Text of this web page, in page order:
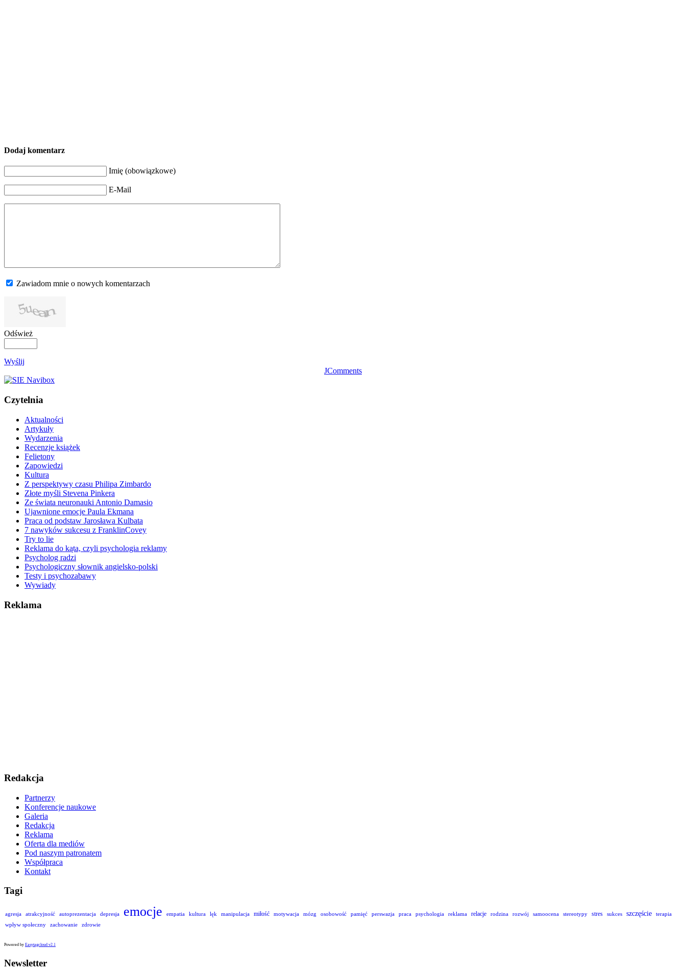
Dodaj komentarz
Imię (obowiązkowe)
E-Mail
Zawiadom mnie o nowych komentarzach
Odśwież
Wyślij
JComments
Czytelnia
Aktualności
Artykuły
Wydarzenia
Recenzje książek
Felietony
Zapowiedzi
Kultura
Z perspektywy czasu Philipa Zimbardo
Złote myśli Stevena Pinkera
Ze świata neuronauki Antonio Damasio
Ujawnione emocje Paula Ekmana
Praca od podstaw Jarosława Kulbata
7 nawyków sukcesu z FranklinCovey
Try to lie
Reklama do kąta, czyli psychologia reklamy
Psycholog radzi
Psychologiczny słownik angielsko-polski
Testy i psychozabawy
Wywiady
Reklama
Redakcja
Partnerzy
Konferencje naukowe
Galeria
Redakcja
Reklama
Oferta dla mediów
Pod naszym patronatem
Współpraca
Kontakt
Tagi
agresja atrakcyjność autoprezentacja depresja emocje empatia kultura lęk manipulacja miłość motywacja mózg osobowość pamięć perswazja praca psychologia reklama relacje rodzina rozwój samoocena stereotypy stres sukces szczęście
terapia
wpływ społeczny
zachowanie zdrowie
Powered by Easytagcloud v2.1
Newsletter